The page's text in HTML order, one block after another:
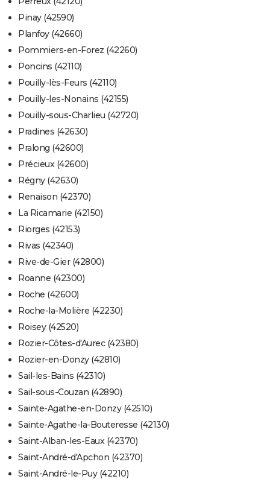
Pinay (42590)
Planfoy (42660)
Pommiers-en-Forez (42260)
Poncins (42110)
Pouilly-lès-Feurs (42110)
Pouilly-les-Nonains (42155)
Pouilly-sous-Charlieu (42720)
Pradines (42630)
Pralong (42600)
Précieux (42600)
Régny (42630)
Renaison (42370)
La Ricamarie (42150)
Riorges (42153)
Rivas (42340)
Rive-de-Gier (42800)
Roanne (42300)
Roche (42600)
Roche-la-Molière (42230)
Roisey (42520)
Rozier-Côtes-d'Aurec (42380)
Rozier-en-Donzy (42810)
Sail-les-Bains (42310)
Sail-sous-Couzan (42890)
Sainte-Agathe-en-Donzy (42510)
Sainte-Agathe-la-Bouteresse (42130)
Saint-Alban-les-Eaux (42370)
Saint-André-d'Apchon (42370)
Saint-André-le-Puy (42210)